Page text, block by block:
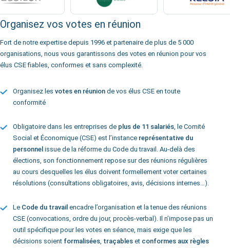
Organisez vos votes en réunion
Fort de notre expertise depuis 1996 et partenaire de plus de 5 000
organisations, nous vous garantissons des votes en réunion pour vos
élus CSE fiables, conformes et sans complexité.
Organisez les votes en réunion de vos élus CSE en toute
conformité
Obligatoire dans les entreprises de plus de 11 salariés, le Comité
Social et Économique (CSE) est l’instance représentative du
personnel issue de la réforme du Code du travail. Au-delà des
élections, son fonctionnement repose sur des réunions régulières
au cours desquelles les élus doivent formellement voter certaines
résolutions (consultations obligatoires, avis, décisions internes…).
Le Code du travail encadre l’organisation et la tenue des réunions
CSE (convocations, ordre du jour, procès-verbal). Il n’impose pas un
outil spécifique pour les votes en séance, mais exige que les
décisions soient formalisées, traçables et conformes aux règles